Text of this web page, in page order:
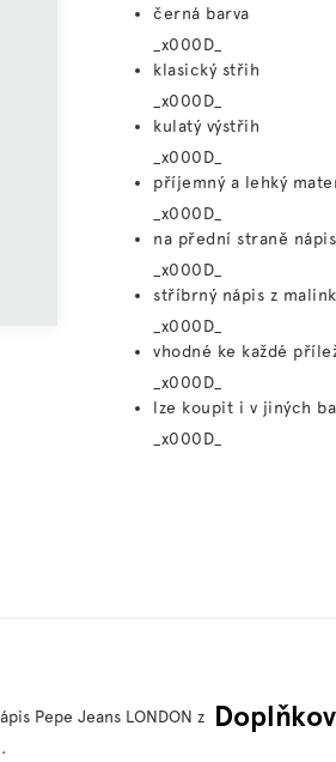
černá barva
_x000D_
klasický střih
_x000D_
kulatý výstřih
_x000D_
příjemný a lehký
_x000D_
na přední straně
_x000D_
stříbrný nápis z
_x000D_
vhodné ke každé
_x000D_
lze koupit i v jiných
_x000D_
Pepe Jeans LONDON z